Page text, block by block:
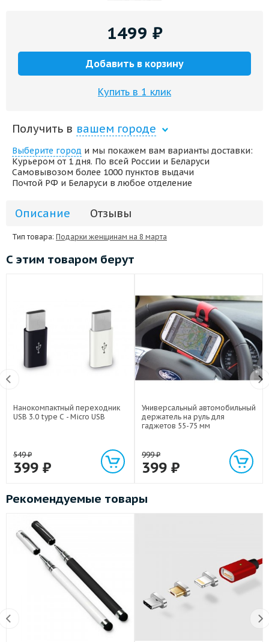
1499 ₽
Добавить в корзину
Купить в 1 клик
Получить в вашем городе
Выберите город и мы покажем вам варианты доставки:
Курьером от 1 дня. По всей России и Беларуси
Самовывозом более 1000 пунктов выдачи
Почтой РФ и Беларуси в любое отделение
Описание Отзывы
Тип товара: Подарки женщинам на 8 марта
С этим товаром берут
Нанокомпактный переходник
USB 3.0 type C - Micro USB
549₽
399 ₽
Универсальный автомобильный
держатель на руль для
гаджетов 55-75 мм
999₽
399 ₽
Рекомендуемые товары